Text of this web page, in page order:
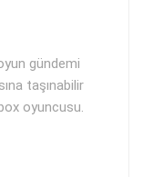
gündemi
taşınabilir
oyuncusu.